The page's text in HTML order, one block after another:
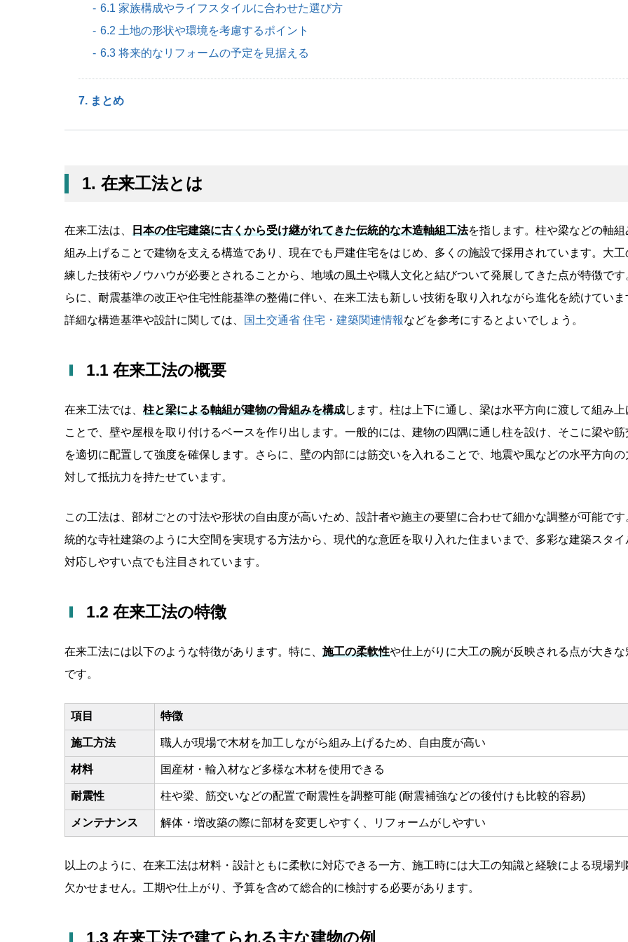
6.1 家族構成やライフスタイルに合わせた選び方
6.2 土地の形状や環境を考慮するポイント
6.3 将来的なリフォームの予定を見据える
7. まとめ
1. 在来工法とは
在来工法は、 日本の住宅建築に古くから受け継がれてきた伝統的な木造軸組工法を指します。柱や梁などの軸組
組み上げることで建物を支える構造であり、現在でも戸建住宅をはじめ、多くの施設で採用されています。大工
練した技術やノウハウが必要とされることから、地域の風土や職人文化と結びついて発展してきた点が特徴です
らに、耐震基準の改正や住宅性能基準の整備に伴い、在来工法も新しい技術を取り入れながら進化を続けていま
詳細な構造基準や設計に関しては、
国土交通省 住宅・建築関連情報などを参考にするとよいでしょう。
1.1 在来工法の概要
在来工法では、 柱と梁による軸組が建物の骨組みを構成します。柱は上下に通し、梁は水平方向に渡して組み上
ことで、壁や屋根を取り付けるベースを作り出します。一般的には、建物の四隅に通し柱を設け、そこに梁や筋
を適切に配置して強度を確保します。さらに、壁の内部には筋交いを入れることで、地震や風などの水平方向の
対して抵抗力を持たせています。
この工法は、部材ごとの寸法や形状の自由度が高いため、設計者や施主の要望に合わせて細かな調整が可能です
統的な寺社建築のように大空間を実現する方法から、現代的な意匠を取り入れた住まいまで、多彩な建築スタイ
対応しやすい点でも注目されています。
1.2 在来工法の特徴
在来工法には以下のような特徴があります。特に、 施工の柔軟性や仕上がりに大工の腕が反映される点が大きな
です。
項目 特徴
施工方法 職人が現場で木材を加工しながら組み上げるため、自由度が高い
材料 国産材・輸入材など多様な木材を使用できる
耐震性 柱や梁、筋交いなどの配置で耐震性を調整可能 (耐震補強などの後付けも比較的容易)
メンテナンス 解体・増改築の際に部材を変更しやすく、リフォームがしやすい
以上のように、在来工法は材料・設計ともに柔軟に対応できる一方、施工時には大工の知識と経験による現場判
欠かせません。工期や仕上がり、予算を含めて総合的に検討する必要があります。
1.3 在来工法で建てられる主な建物の例